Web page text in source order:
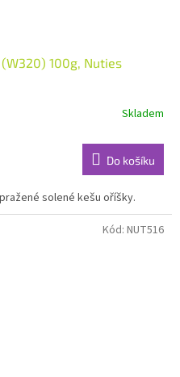
100g, Nuties
Skladem
Do košíku
solené kešu oříšky.
Kód: NUT516